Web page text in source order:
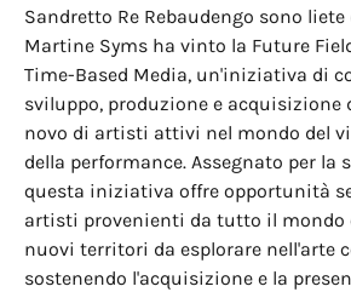
Sandretto Re Rebaudengo sono
Martine Syms ha vinto la Future
Time-Based Media, un'iniziativa di
sviluppo, produzione e acquisizione
novo di artisti attivi nel mondo del
della performance. Assegnato per la
questa iniziativa offre opportunità
artisti provenienti da tutto il mondo
nuovi territori da esplorare nell'arte
sostenendo l'acquisizione e la